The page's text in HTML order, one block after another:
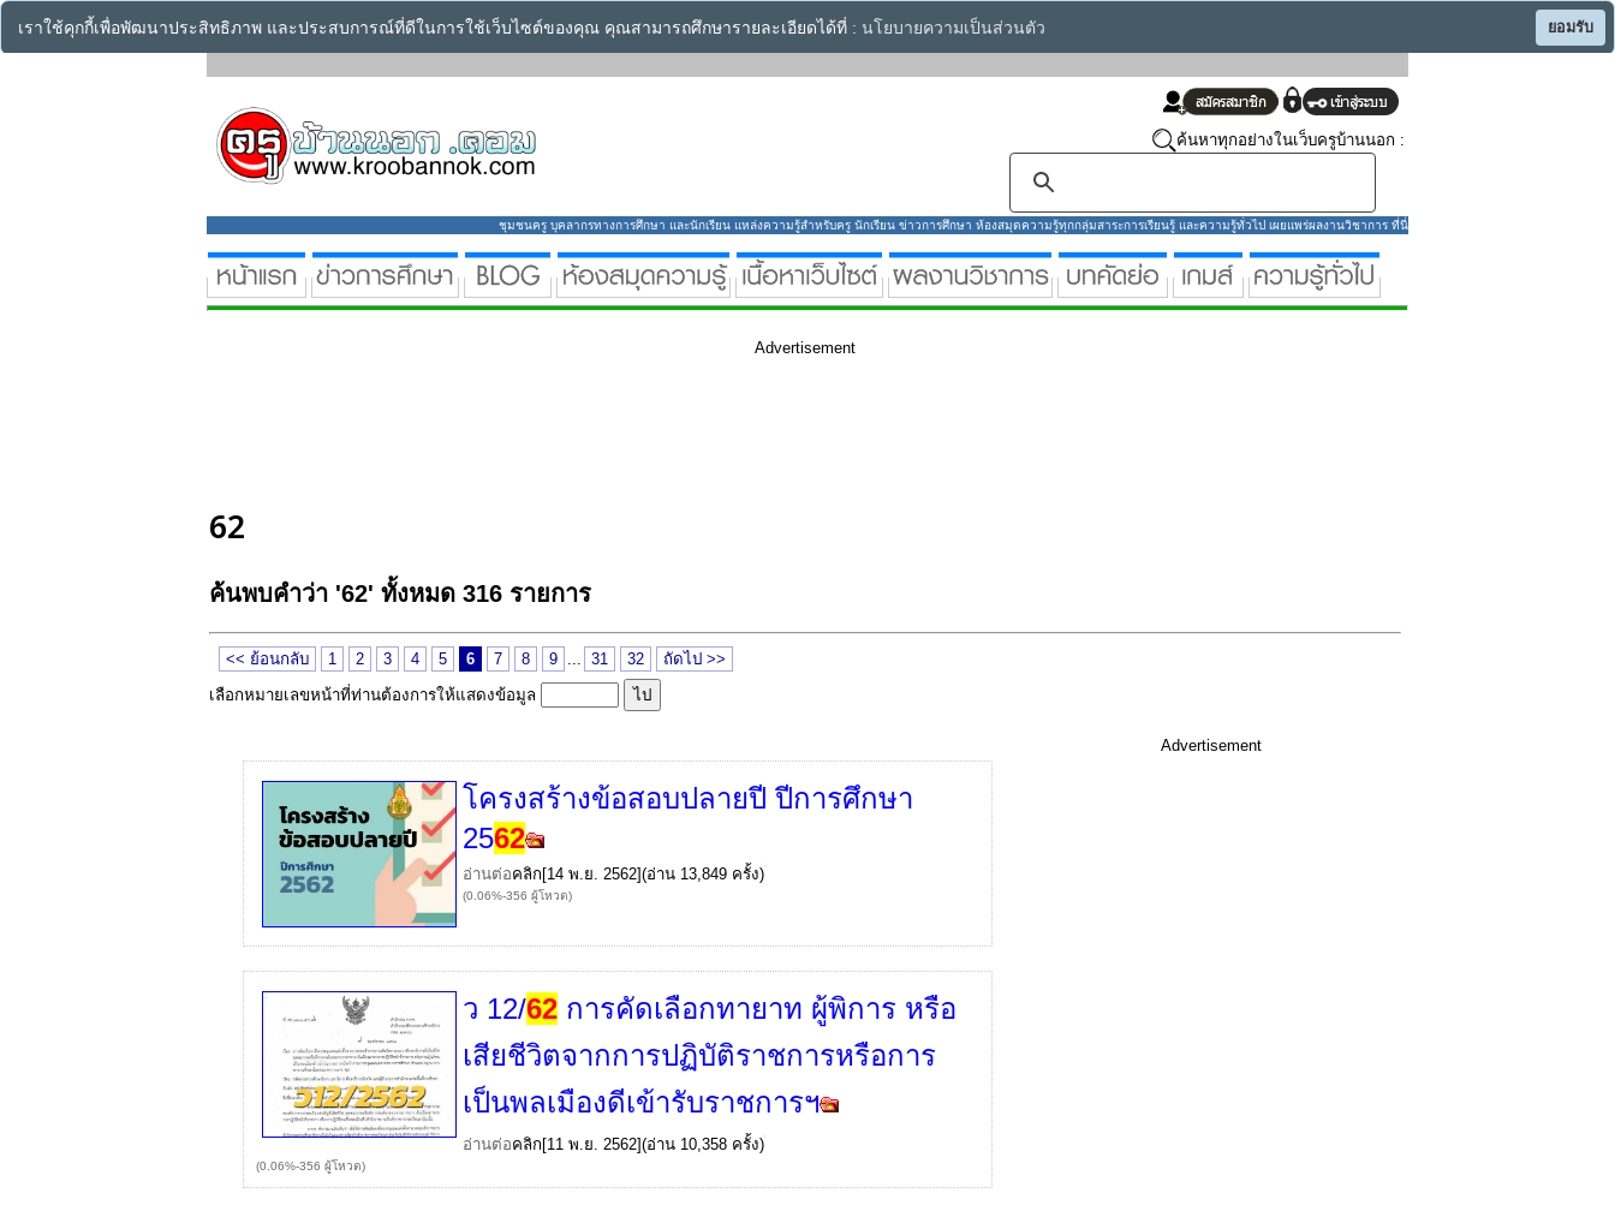
เราใช้คุกกี้เพื่อพัฒนาประสิทธิภาพ และประสบการณ์ที่ดีในการใช้เว็บไซต์ของคุณ คุณสามารถศึกษารายละเอียดได้ที่ : นโยบายความเป็นส่วนตัว ยอมรับ
ค้นหาทุกอย่างในเว็บครูบ้านนอก :
ชุมชนครู บุคลากรทางการศึกษา และนักเรียน แหล่งความรู้สำหรับครู นักเรียน ข่าวการศึกษา ห้องสมุดความรู้ทุกกลุ่มสาระการเรียนรู้ และความรู้ทั่วไป เผยแพร่ผลงานวิชาการ ที่นี่
Advertisement
62
ค้นพบคำว่า '62' ทั้งหมด 316 รายการ
<< ย้อนกลับ 1 2 3 4 5 6 7 8 9 31 32
ถัดไป >>
เลือกหมายเลขหน้าที่ท่านต้องการให้แสดงข้อมูล
โครงสร้างข้อสอบปลายปี ปีการศึกษา
2562
อ่านต่อคลิก[14 พ.ย. 2562](อ่าน 13,849 ครั้ง)
(0.06%-356 ผู้โหวต)
ว 12/62 การคัดเลือกทายาท ผู้พิการ หรือ
เสียชีวิตจากการปฏิบัติราชการหรือการ
เป็นพลเมืองดีเข้ารับราชการฯ
อ่านต่อคลิก[11 พ.ย. 2562](อ่าน 10,358 ครั้ง)
(0.06%-356 ผู้โหวต)
Advertisement